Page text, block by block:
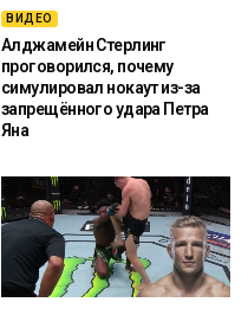
ВИДЕО
Алджамейн Стерлинг
проговорился, почему
симулировал нокаут из-за
запрещённого удара Петра
Яна